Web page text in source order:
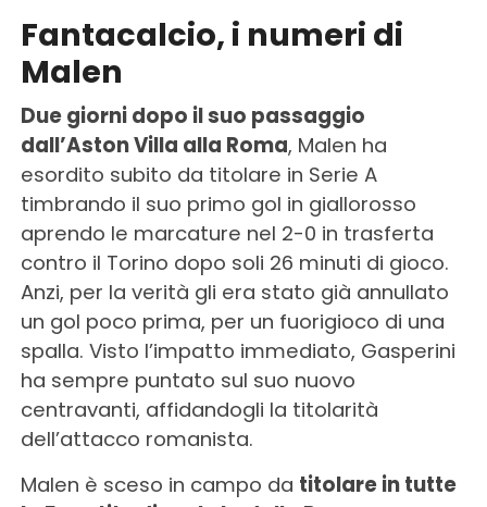
Fantacalcio, i numeri di
Malen
Due giorni dopo il suo passaggio
dall’Aston Villa alla Roma, Malen ha
esordito subito da titolare in Serie A
timbrando il suo primo gol in giallorosso
aprendo le marcature nel 2-0 in trasferta
contro il Torino dopo soli 26 minuti di gioco.
Anzi, per la verità gli era stato già annullato
un gol poco prima, per un fuorigioco di una
spalla. Visto l’impatto immediato, Gasperini
ha sempre puntato sul suo nuovo
centravanti, affidandogli la titolarità
dell’attacco romanista.
Malen è sceso in campo da titolare in tutte